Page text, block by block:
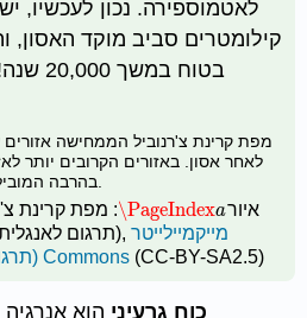
קילומטרים סביב מוקד האסון,
בטוח
איור \PageIndexa
\PageIndexa : מפת קרינת
(תרגום לאנגלית),מייקמיילייטר
(תרגום לאנגלית) בוויקימדיה Commons (CC-BY-SA2.5)
כוח גרעיני הוא